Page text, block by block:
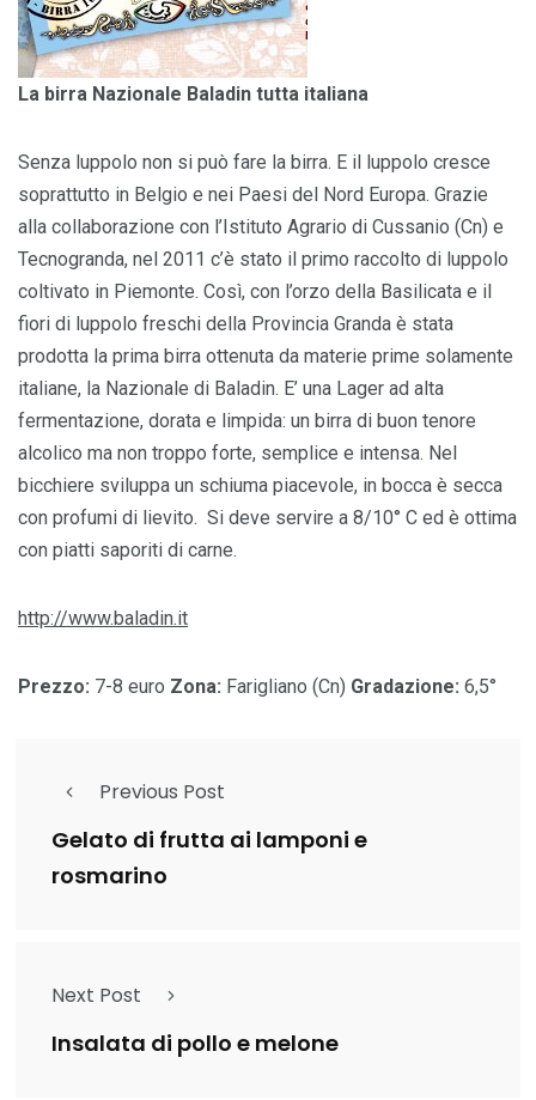
La birra Nazionale Baladin tutta italiana
Senza luppolo non si può fare la birra. E il luppolo cresce
soprattutto in Belgio e nei Paesi del Nord Europa. Grazie
alla collaborazione con l’Istituto Agrario di Cussanio (Cn) e
Tecnogranda, nel 2011 c’è stato il primo raccolto di luppolo
coltivato in Piemonte. Così, con l’orzo della Basilicata e il
fiori di luppolo freschi della Provincia Granda è stata
prodotta la prima birra ottenuta da materie prime solamente
italiane, la Nazionale di Baladin. E’ una Lager ad alta
fermentazione, dorata e limpida: un birra di buon tenore
alcolico ma non troppo forte, semplice e intensa. Nel
bicchiere sviluppa un schiuma piacevole, in bocca è secca
con profumi di lievito. Si deve servire a 8/10° C ed è ottima
con piatti saporiti di carne.
http://www.baladin.it
Prezzo: 7-8 euro Zona: Farigliano (Cn) Gradazione: 6,5°
Previous Post
Gelato di frutta ai lamponi e
rosmarino
Next Post
Insalata di pollo e melone